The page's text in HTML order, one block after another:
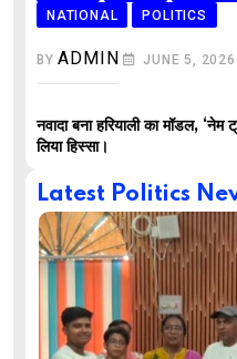
NATIONAL
POLITICS
BYADMIN JUNE 5, 2026
नवादा बना हरियाली का मॉडल,
लिया हिस्सा।
Latest Politics